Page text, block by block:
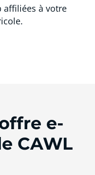
affiliées à votre
e-
CAWL